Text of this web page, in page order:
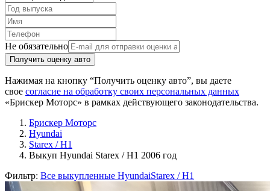
Не обязательно
Получить оценку авто
Нажимая на кнопку “Получить оценку авто”, вы даете
свое согласие на обработку своих персональных данных
«Брискер Моторс» в рамках действующего законодательства.
Брискер Моторс
Hyundai
Starex / H1
Выкуп Hyundai Starex / H1 2006 год
Фильтр: Все выкупленные HyundaiStarex / H1